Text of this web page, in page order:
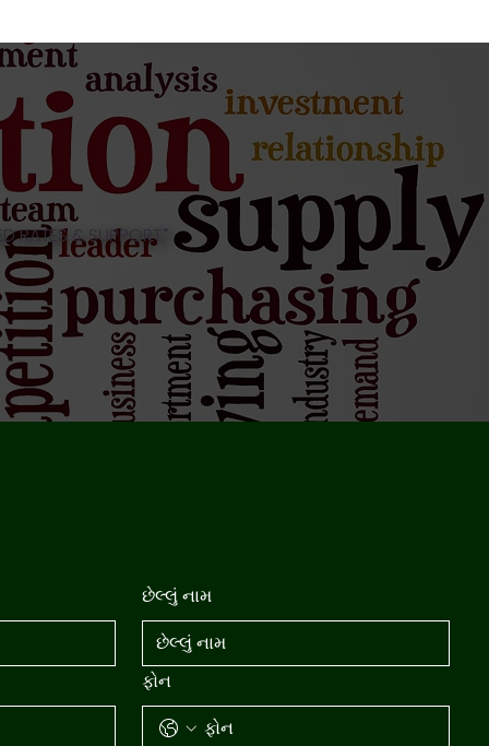
& SUPPORT.”
છેલ્લું નામ
ફોન